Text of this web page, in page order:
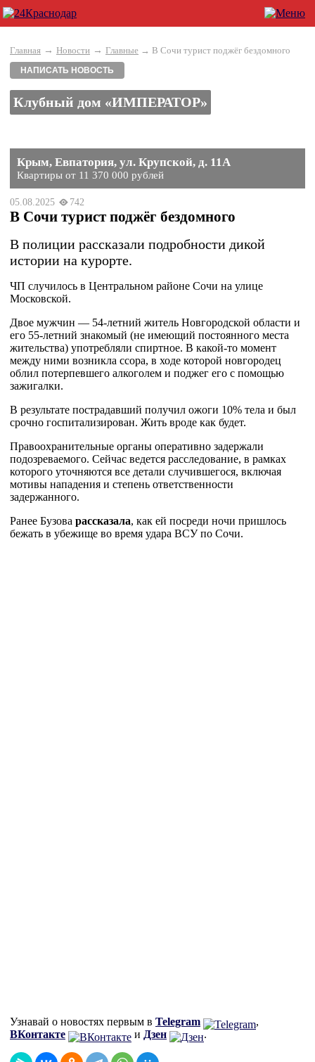
Главная → Новости → Главные → В Сочи турист поджёг бездомного
НАПИСАТЬ НОВОСТЬ
Клубный дом «ИМПЕРАТОР»
Крым, Евпатория, ул. Крупской, д. 11А
Квартиры от 11 370 000 рублей
05.08.2025 742
В Сочи турист поджёг бездомного
В полиции рассказали подробности дикой
истории на курорте.
ЧП случилось в Центральном районе Сочи на улице
Московской.
Двое мужчин — 54-летний житель Новгородской области и
его 55-летний знакомый (не имеющий постоянного места
жительства) употребляли спиртное. В какой-то момент
между ними возникла ссора, в ходе которой новгородец
облил потерпевшего алкоголем и поджег его с помощью
зажигалки.
В результате пострадавший получил ожоги 10% тела и был
срочно госпитализирован. Жить вроде как будет.
Правоохранительные органы оперативно задержали
подозреваемого. Сейчас ведется расследование, в рамках
которого уточняются все детали случившегося, включая
мотивы нападения и степень ответственности
задержанного.
Ранее Бузова рассказала, как ей посреди ночи пришлось
бежать в убежище во время удара ВСУ по Сочи.
Узнавай о новостях первым в Telegram
,
ВКонтакте
и Дзен .